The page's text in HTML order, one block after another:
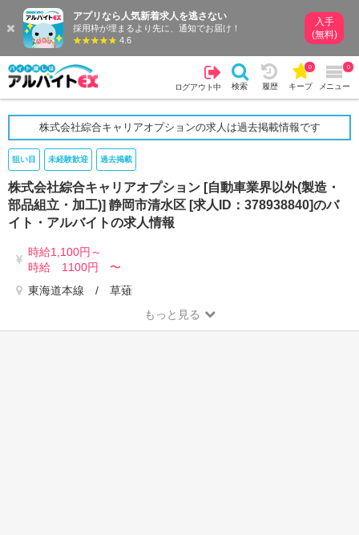
アプリなら人気新着求人を逃さない
採用枠が埋まるより先に、通知でお届け！
4.6
入手
(無料)
ログアウト中 検索 履歴 キープ
0
メニュー
0
株式会社綜合キャリアオプションの求人は過去掲載情報です
狙い目 未経験歓迎 過去掲載
株式会社綜合キャリアオプション [自動車業界以外(製造・
部品組立・加工)] 静岡市清水区 [求人ID：378938840]のバ
イト・アルバイトの求人情報
時給1,100円～
時給 1100円 〜
東海道本線 / 草薙
もっと見る